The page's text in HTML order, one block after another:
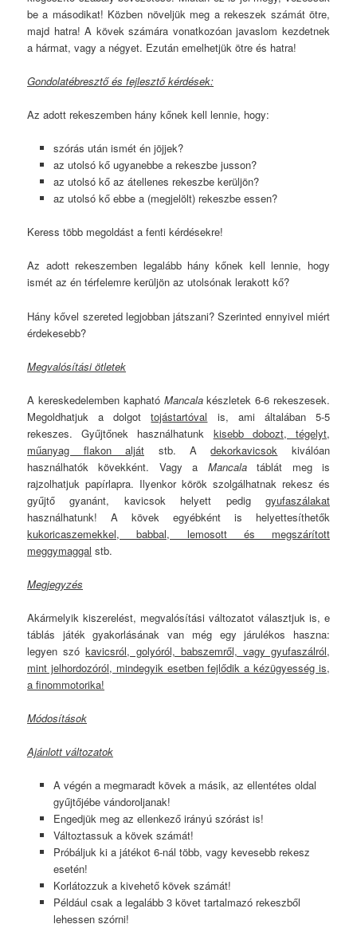
be a másodikat! Közben növeljük meg a rekeszek számát ötre,
majd hatra! A kövek számára vonatkozóan javaslom kezdetnek
a hármat, vagy a négyet. Ezután emelhetjük ötre és hatra!
Gondolatébresztő és fejlesztő kérdések:
Az adott rekeszemben hány kőnek kell lennie, hogy:
szórás után ismét én jöjjek?
az utolsó kő ugyanebbe a rekeszbe jusson?
az utolsó kő az átellenes rekeszbe kerüljön?
az utolsó kő ebbe a (megjelölt) rekeszbe essen?
Keress több megoldást a fenti kérdésekre!
Az adott rekeszemben legalább hány kőnek kell lennie, hogy
ismét az én térfelemre kerüljön az utolsónak lerakott kő?
Hány kővel szereted legjobban játszani? Szerinted ennyivel miért
érdekesebb?
Megvalósítási ötletek
A kereskedelemben kapható Mancalakészletek 6-6 rekeszesek.
Megoldhatjuk a dolgottojástartóval is, ami általában 5-5
rekeszes. Gyűjtőnek használhatunk kisebb dobozt, tégelyt,
műanyag flakon alját stb. Adekorkavicsok kiválóan
használhatók kövekként. Vagy a Mancalatáblát meg is
rajzolhatjuk papírlapra. Ilyenkor körök szolgálhatnak rekesz és
gyűjtő gyanánt, kavicsok helyett pedig gyufaszálakat
használhatunk! A kövek egyébként is helyettesíthetők
kukoricaszemekkel, babbal, lemosott és megszárított
meggymaggal stb.
Megjegyzés
Akármelyik kiszerelést, megvalósítási változatot választjuk is, e
táblás játék gyakorlásának van még egy járulékos haszna:
legyen szókavicsról, golyóról, babszemről, vagy gyufaszálról,
mint jelhordozóról, mindegyik esetben fejlődik a kézügyesség is,
a finommotorika!
Módosítások
Ajánlott változatok
A végén a megmaradt kövek a másik, az ellentétes oldal
gyűjtőjébe vándoroljanak!
Engedjük meg az ellenkező irányú szórást is!
Változtassuk a kövek számát!
Próbáljuk ki a játékot 6-nál több, vagy kevesebb rekesz
esetén!
Korlátozzuk a kivehető kövek számát!
Például csak a legalább 3 követ tartalmazó rekeszből
lehessen szórni!